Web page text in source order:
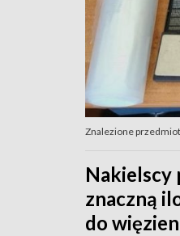
Znalezione
Nakielscy
znaczną
do